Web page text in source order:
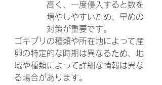
高く、一度侵入すると数を
増やしやすいため、早めの
対策が重要です。
ゴキブリの種類や所在地によって産
卵の特定的な時期は異なるため、地
域や種類によって詳細な情報は異な
る場合があります。